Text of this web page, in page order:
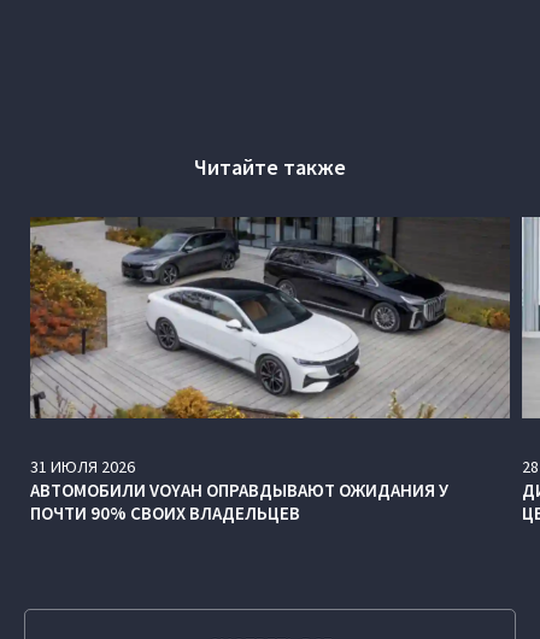
Читайте также
31 ИЮЛЯ 2026
АВТОМОБИЛИ VOYAH ОПРАВДЫВАЮТ ОЖИДАНИЯ У
ПОЧТИ 90% СВОИХ ВЛАДЕЛЬЦЕВ
28